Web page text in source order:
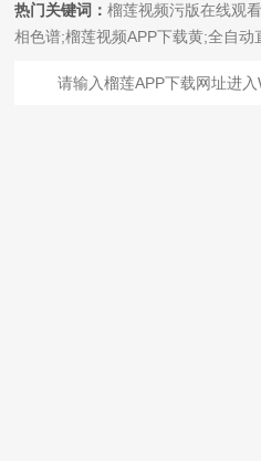
热门关键词：榴莲视频污版在线观
相色谱;榴莲视频APP下载黄;全自
分析仪;微波消解萃取系统;微波合
固相萃取系统;Dryvap全自动溶剂